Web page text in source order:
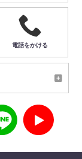
電話をかける